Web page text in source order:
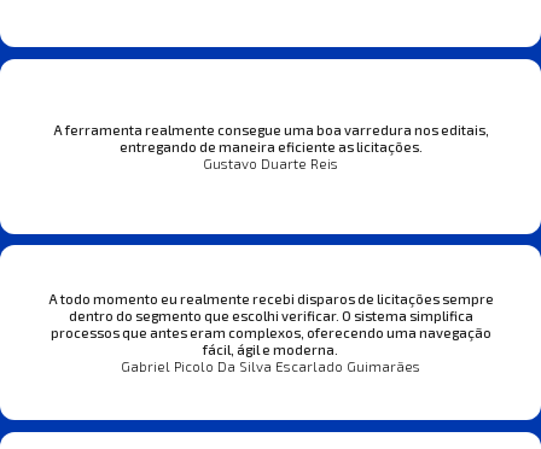
A ferramenta realmente consegue uma boa varredura nos editais,
entregando de maneira eficiente as licitações.
Gustavo Duarte Reis
A todo momento eu realmente recebi disparos de licitações sempre
dentro do segmento que escolhi verificar. O sistema simplifica
processos que antes eram complexos, oferecendo uma navegação
fácil, ágil e moderna.
Gabriel Picolo Da Silva Escarlado Guimarães